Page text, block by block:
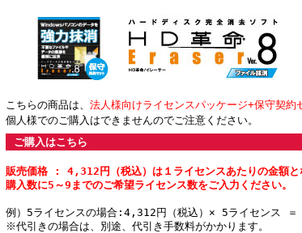
こちらの商品は、 法人様向けライセンスパッケージ+保守契約
個人様でのご購入はできませんのでご注意ください。
ご購入はこちら
販売価格 : 4,312円（税込）は１ライセンスあたりの金額と
購入数に5～9までのご希望ライセンス数をご入力ください。
例）5ライセンスの場合:4,312円（税込）× 5ライセンス ＝
※代引きの場合は、別途、代引き手数料がかかります。